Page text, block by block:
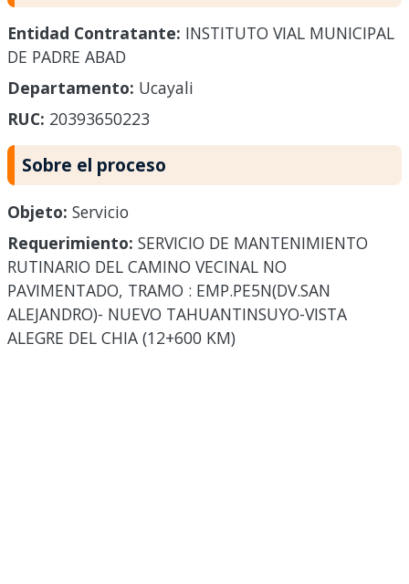
Entidad Contratante: INSTITUTO VIAL MUNICIPAL
DE PADRE ABAD
Departamento: Ucayali
RUC: 20393650223
Sobre el proceso
Objeto: Servicio
Requerimiento: SERVICIO DE MANTENIMIENTO
RUTINARIO DEL CAMINO VECINAL NO
PAVIMENTADO, TRAMO : EMP.PE5N(DV.SAN
ALEJANDRO)- NUEVO TAHUANTINSUYO-VISTA
ALEGRE DEL CHIA (12+600 KM)